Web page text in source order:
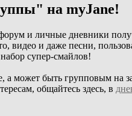
на myJane!
и личные дневники
видео и даже песни,
супер-смайлов!
может быть групповым на
общайтесь здесь, в